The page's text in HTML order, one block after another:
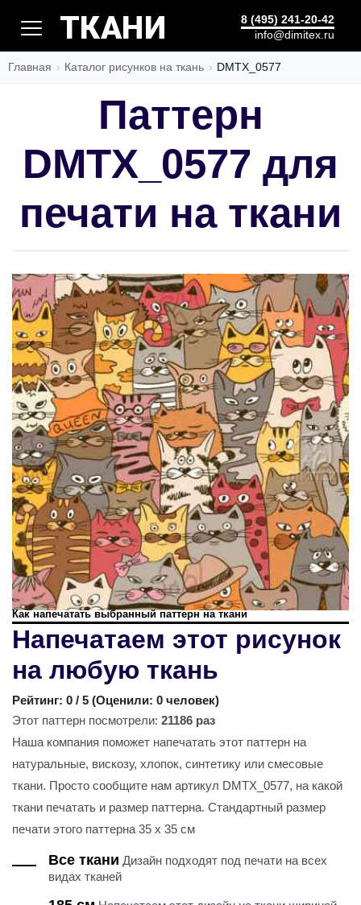
ШЕДЕВР
8 (495) 241-20-42
info@dimitex.ru
Главная Каталог рисунков на ткань DMTX_0577
Паттерн
DMTX_0577 для
печати на ткани
Как напечатать выбранный паттерн на ткани
Напечатаем этот рисунок
на любую ткань
Рейтинг: 0 / 5 (Оценили: 0 человек)
Этот паттерн посмотрели: 21186 раз
Наша компания поможет напечатать этот паттерн на
натуральные, вискозу, хлопок, синтетику или смесовые
ткани. Просто сообщите нам артикул DMTX_0577, на какой
ткани печатать и размер паттерна. Стандартный размер
печати этого паттерна 35 х 35 см
Все ткани Дизайн подходят под печати на всех
видах тканей